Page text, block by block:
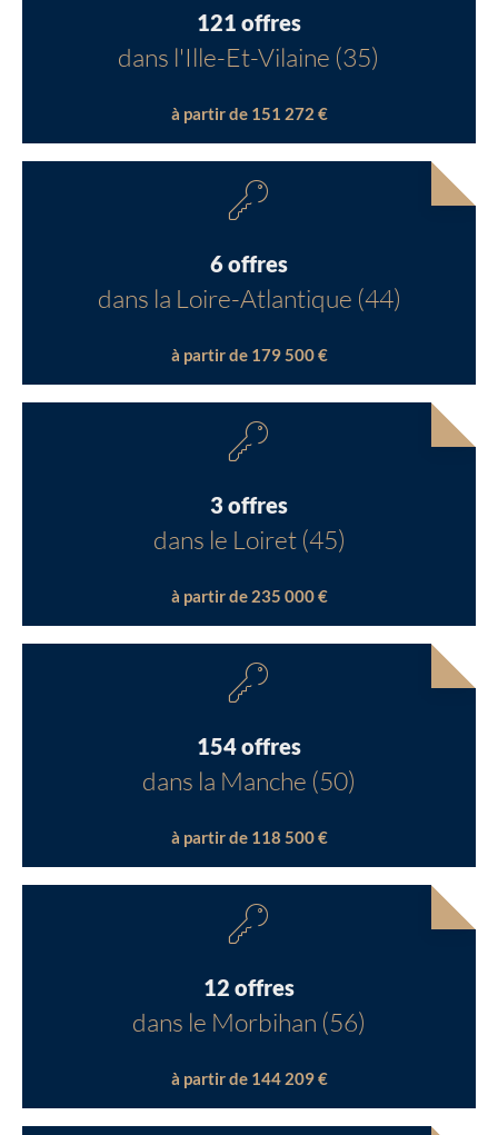
121 offres
dans l'Ille-Et-Vilaine (35)
à partir de 151 272 €
6 offres
dans la Loire-Atlantique (44)
à partir de 179 500 €
3 offres
dans le Loiret (45)
à partir de 235 000 €
154 offres
dans la Manche (50)
à partir de 118 500 €
12 offres
dans le Morbihan (56)
à partir de 144 209 €